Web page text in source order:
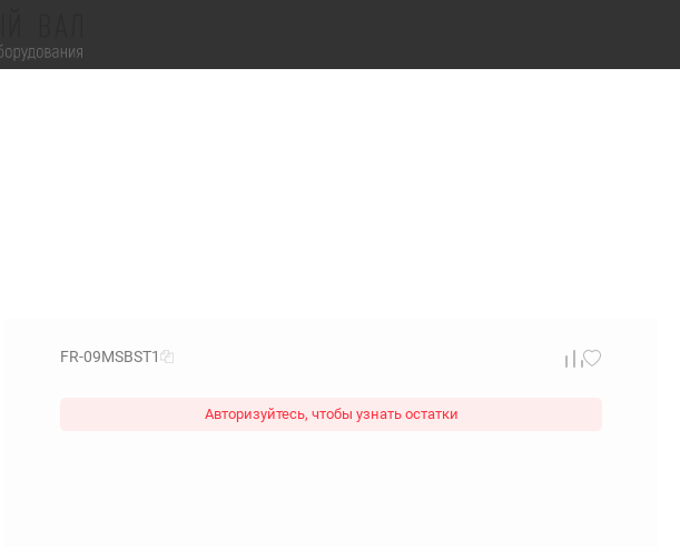
FR-09MSBST1
Авторизуйтесь, чтобы узнать остатки